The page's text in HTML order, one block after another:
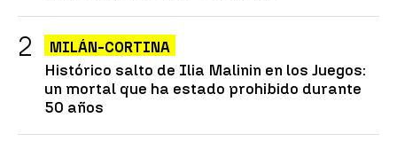
MILÁN-CORTINA
Histórico salto de Ilia Malinin en los Juegos:
un mortal que ha estado prohibido durante
50 años